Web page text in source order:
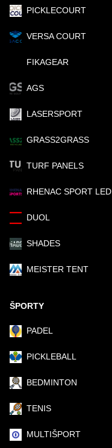
PICKLECOURT
VERSA COURT
FIKAGEAR
AGS
LASERSPORT
GRASS2GRASS
TURF PANELS
RHENAC SPORT LED
DUOL
SHADES
MEISTER TENT
ŠPORTY
PADEL
PICKLEBALL
BEDMINTON
TENIS
MULTIŠPORT